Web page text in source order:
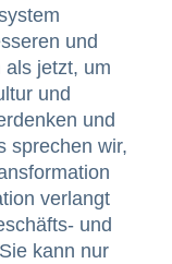
und
jetzt, um
und
und
sprechen wir,
verlangt
und
kann nur